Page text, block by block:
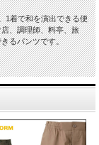
1着で和を演出できる便
、調理師、料亭、旅
るパンツです。